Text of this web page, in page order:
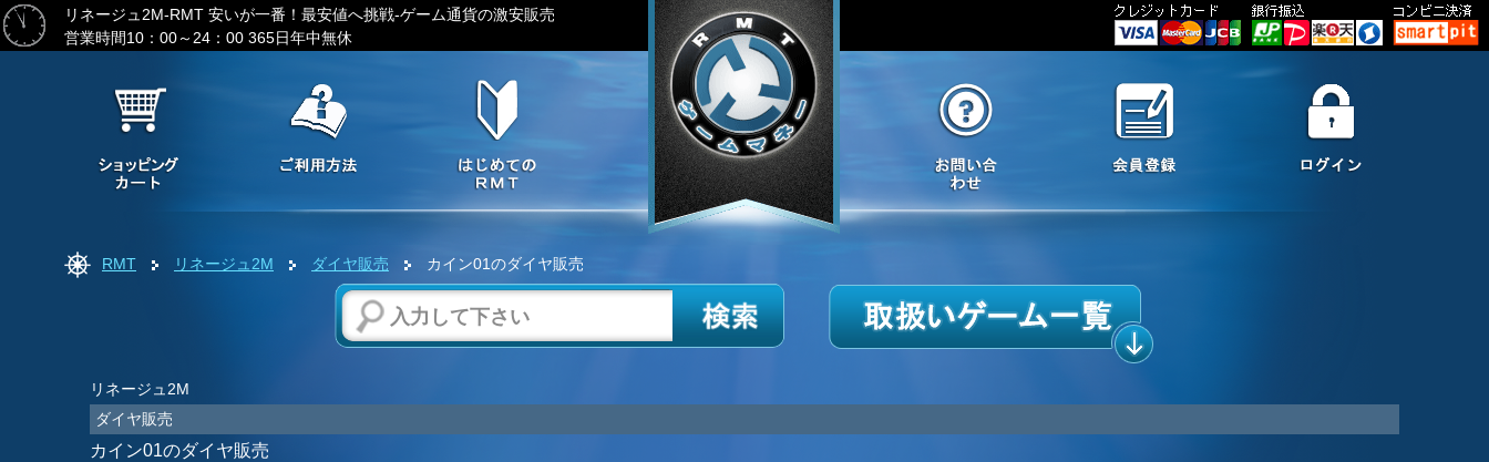
リネージュ2M-RMT 安いが一番！最安値へ挑戦-ゲーム通貨の激安販売
営業時間10：00～24：00 365日年中無休
RMT リネージュ2M ダイヤ販売 カイン01のダイヤ販売
リネージュ2M
ダイヤ販売
カイン01のダイヤ販売